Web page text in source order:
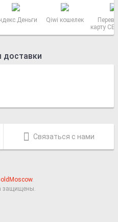
Qiwi кошелек
карту
доставки
Связаться с нами
.
защищены.